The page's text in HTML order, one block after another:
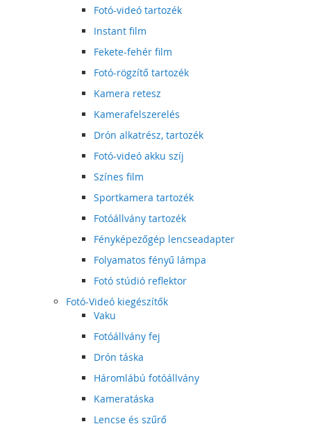
Fotó-videó tartozék
Instant film
Fekete-fehér film
Fotó-rögzítő tartozék
Kamera retesz
Kamerafelszerelés
Drón alkatrész, tartozék
Fotó-videó akku szíj
Színes film
Sportkamera tartozék
Fotóállvány tartozék
Fényképezőgép lencseadapter
Folyamatos fényű lámpa
Fotó stúdió reflektor
Fotó-Videó kiegészítők
Vaku
Fotóállvány fej
Drón táska
Háromlábú fotóállvány
Kameratáska
Lencse és szűrő